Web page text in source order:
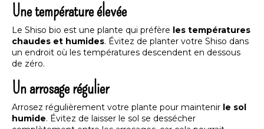
Une température élevée
Le Shiso bio est une plante qui préfère les températures
chaudes et humides. Évitez de planter votre Shiso dans
un endroit où les températures descendent en dessous
de zéro.
Un arrosage régulier
Arrosez régulièrement votre plante pour maintenir le sol
humide. Évitez de laisser le sol se dessécher